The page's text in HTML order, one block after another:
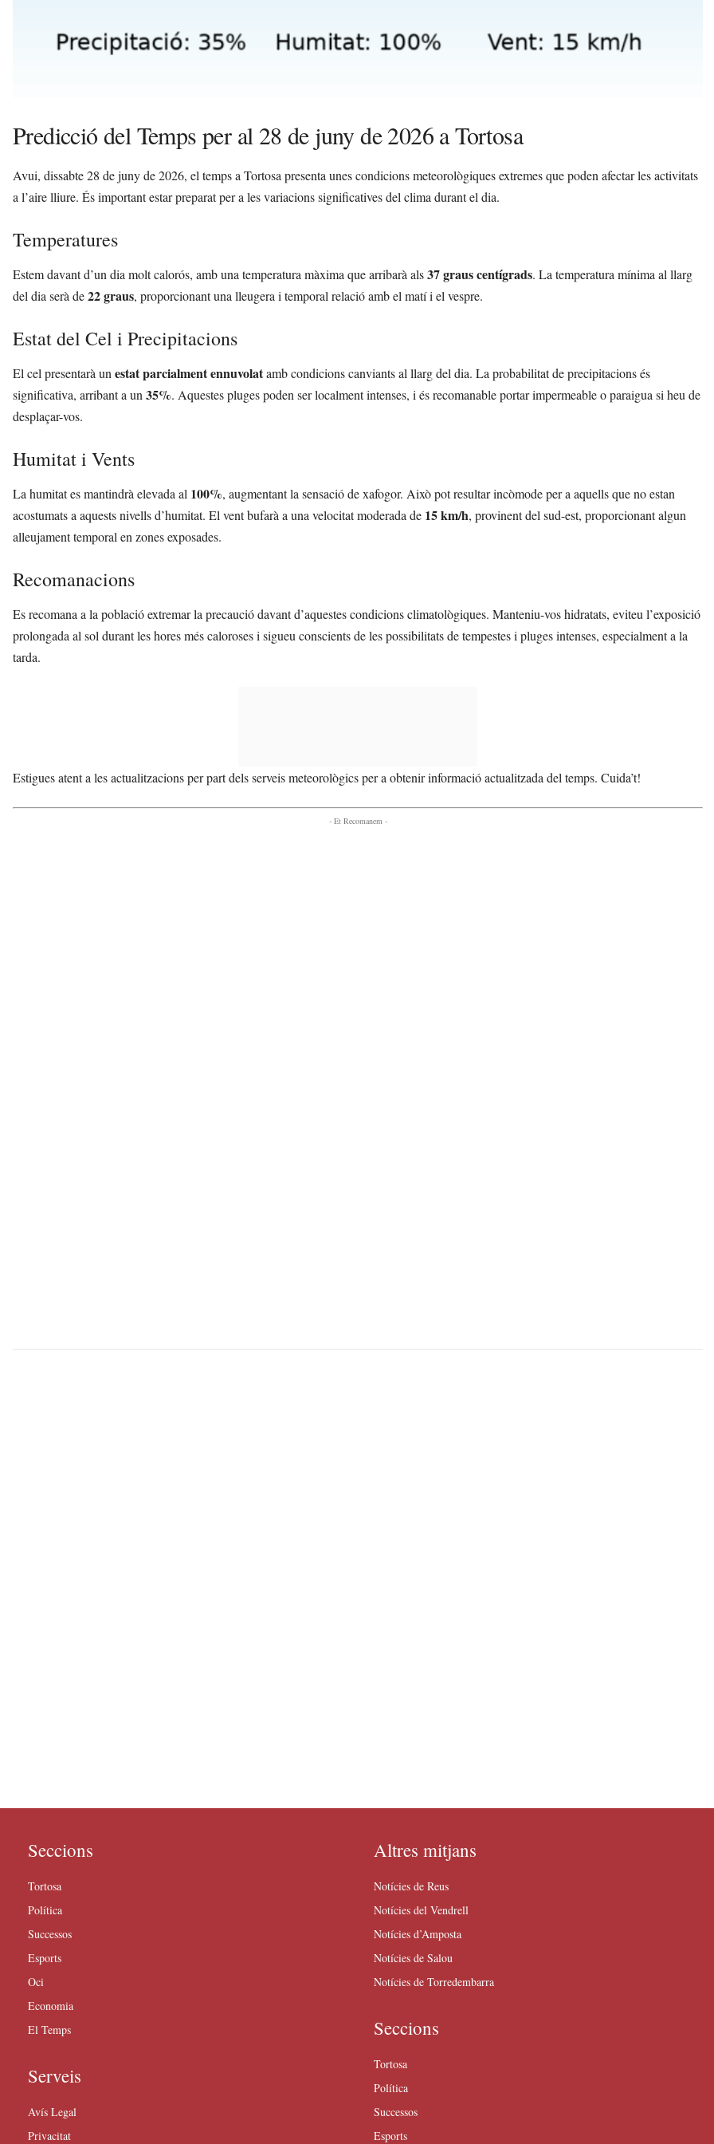
Predicció del Temps per al 28 de juny de 2026 a Tortosa
Avui, dissabte 28 de juny de 2026, el temps a Tortosa presenta unes condicions meteorològiques extremes que poden afectar les activitats
a l’aire lliure. És important estar preparat per a les variacions significatives del clima durant el dia.
Temperatures
Estem davant d’un dia molt calorós, amb una temperatura màxima que arribarà als37 graus centígrads. La temperatura mínima al llarg
del dia serà de22 graus, proporcionant una lleugera i temporal relació amb el matí i el vespre.
Estat del Cel i Precipitacions
El cel presentarà un estat parcialment ennuvolatamb condicions canviants al llarg del dia. La probabilitat de precipitacions és
significativa, arribant a un 35%. Aquestes pluges poden ser localment intenses, i és recomanable portar impermeable o paraigua si heu de
desplaçar-vos.
Humitat i Vents
La humitat es mantindrà elevada al 100%, augmentant la sensació de xafogor. Això pot resultar incòmode per a aquells que no estan
acostumats a aquests nivells d’humitat. El vent bufarà a una velocitat moderada de 15 km/h, provinent del sud-est, proporcionant algun
alleujament temporal en zones exposades.
Recomanacions
Es recomana a la població extremar la precaució davant d’aquestes condicions climatològiques. Manteniu-vos hidratats, eviteu l’exposició
prolongada al sol durant les hores més caloroses i sigueu conscients de les possibilitats de tempestes i pluges intenses, especialment a la
tarda.
Estigues atent a les actualitzacions per part dels serveis meteorològics per a obtenir informació actualitzada del temps. Cuida’t!
- Et Recomanem -
Seccions
Tortosa
Política
Successos
Esports
Oci
Economia
El Temps
Serveis
Avís Legal
Privacitat
Altres mitjans
Notícies de Reus
Notícies del Vendrell
Notícies d’Amposta
Notícies de Salou
Notícies de Torredembarra
Seccions
Tortosa
Política
Successos
Esports